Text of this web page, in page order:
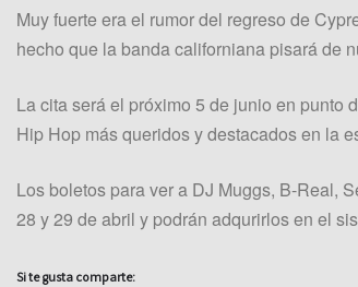
Muy fuerte era el rumor del regreso de
hecho que la banda californiana pisará de
La cita será el próximo 5 de junio en punto
Hip Hop más queridos y destacados en la
Los boletos para ver a DJ Muggs, B-Real,
28 y 29 de abril y podrán adqurirlos en el
Si te gusta comparte: